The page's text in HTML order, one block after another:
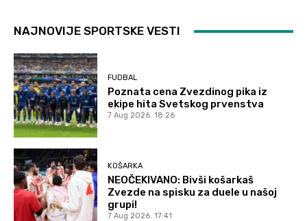
NAJNOVIJE SPORTSKE VESTI
FUDBAL
Poznata cena Zvezdinog pika iz
ekipe hita Svetskog prvenstva
7 Aug 2026. 18:26
KOŠARKA
NEOČEKIVANO: Bivši košarkaš
Zvezde na spisku za duele u našoj
grupi!
7 Aug 2026. 17:41